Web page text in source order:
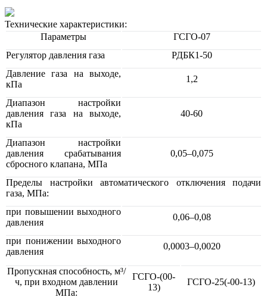
Технические характеристики:
Параметры
ГСГО-07
Регулятор давления газа
РДБК1-50
Давление газа на выходе,
кПа
1,2
Диапазон настройки
давления газа на выходе,
кПа
40-60
Диапазон настройки
давления срабатывания
сбросного клапана, МПа
0,05–0,075
Пределы настройки автоматического отключения подачи
газа, МПа:
при повышении выходного
давления
0,06–0,08
при понижении выходного
давления
0,0003–0,0020
Пропускная способность, м³/
ч, при входном давлении
МПа:
ГСГО-(00-
13)
ГСГО-25(-00-13)